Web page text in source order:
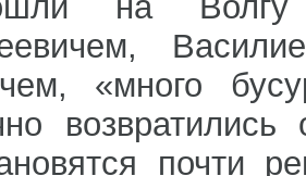
«много
почти